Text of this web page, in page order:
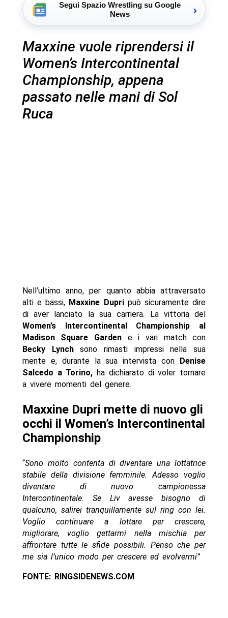
Segui Spazio Wrestling su Google
News
›
Maxxine vuole riprendersi il
Women’s Intercontinental
Championship, appena
passato nelle mani di Sol
Ruca
Nell’ultimo anno, per quanto abbia attraversato
alti e bassi, Maxxine Dupripuò sicuramente dire
di aver lanciato la sua carriera. La vittoria del
Women’s Intercontinental Championship al
Madison Square Garden e i vari match con
Becky Lynchsono rimasti impressi nella sua
mente e, durante la sua intervista con Denise
Salcedo a Torino, ha dichiarato di voler tornare
a vivere momenti del genere.
Maxxine Dupri mette di nuovo gli
occhi il Women’s Intercontinental
Championship
“Sono molto contenta di diventare una lottatrice
stabile della divisione femminile. Adesso voglio
diventare di nuovo campionessa
Intercontinentale. Se Liv avesse bisogno di
qualcuno, salirei tranquillamente sul ring con lei.
Voglio continuare a lottare per crescere,
migliorare, voglio gettarmi nella mischia per
affrontare tutte le sfide possibili. Penso che per
me sia l’unico modo per crescere ed evolvermi”
FONTE: RINGSIDENEWS.COM